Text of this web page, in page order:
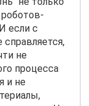
если с
не
процесса
и не